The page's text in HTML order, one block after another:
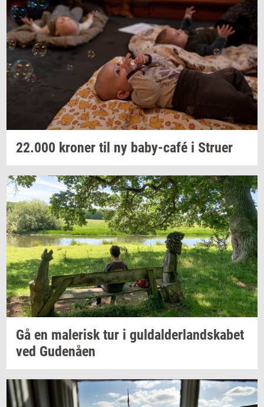
22.000 kro­ner til ny baby-​café i Stru­er
Gå en ma­le­risktur i gul­dal­der­land­ska­bet
ved Gu­denå­en